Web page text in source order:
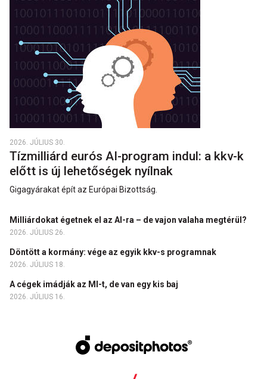
2026. JÚLIUS 30.
Tízmilliárd eurós AI-program indul: a kkv-k
előtt is új lehetőségek nyílnak
Gigagyárakat épít az Európai Bizottság.
Milliárdokat égetnek el az AI-ra – de vajon valaha megtérül?
2026. JÚLIUS 26.
Döntött a kormány: vége az egyik kkv-s programnak
2026. JÚLIUS 18.
A cégek imádják az MI-t, de van egy kis baj
2026. JÚLIUS 16.